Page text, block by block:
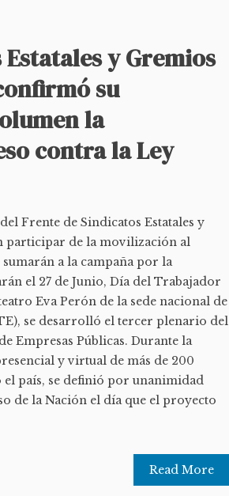
y Gremios
su
la
contra la Ley
Frente de Sindicatos Estatales y
participar de la movilización al
sumarán a la campaña por la
el 27 de Junio, Día del Trabajador
Eva Perón de la sede nacional de
se desarrolló el tercer plenario del
Empresas Públicas. Durante la
y virtual de más de 200
el país, se definió por unanimidad
de la Nación el día que el proyecto
Read More